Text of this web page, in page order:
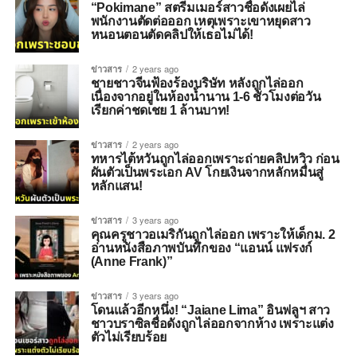
“Pokimane” สตรีมเมอร์สาวชื่อดังเผยไล่
พนักงานตัดต่อออก เหตุเพราะเขาหยุดสาว
หนอนตอนตัดคลิปให้เธอไม่ได้!
ข่าวสาร 2 years ago
ชายชาวจีนฟ้องร้องบริษัท หลังถูกไล่ออก
เนื่องจากอยู่ในห้องน้ำนาน 1-6 ชั่วโมงต่อวัน
เรียกค่าชดเชย 1 ล้านบาท!
ข่าวสาร 2 years ago
ทหารไต้หวันถูกไล่ออกเพราะถ่ายคลิปหวิว ก่อน
ผันตัวเป็นพระเอก AV โกยเงินจากหลักหมื่นสู่
หลักแสน!
ข่าวสาร 3 years ago
คุณครูชาวอเมริกันถูกไล่ออก เพราะให้เด็กม. 2
อ่านหนังสือภาพบันทึกของ “แอนน์ แฟรงก์
(Anne Frank)”
ข่าวสาร 3 years ago
โดนแล้วอีกหนึ่ง! “Jaiane Lima” อินฟลูฯ สาว
ชาวบราซิลชื่อดังถูกไล่ออกจากห้าง เพราะแต่ง
ตัวไม่เรียบร้อย